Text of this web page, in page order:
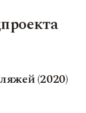
(2020)